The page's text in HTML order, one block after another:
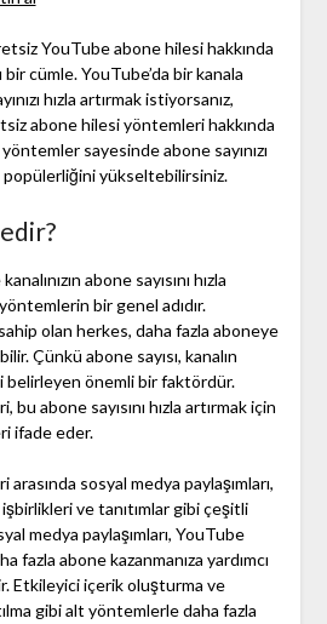
YouTube abone hilesi hakkında
bir cümle. YouTube’da bir kanala
hızla artırmak istiyorsanız,
abone hilesi yöntemleri hakkında
sayesinde abone sayınızı
popülerliğini yükseltebilirsiniz.
abone sayısını hızla
bir genel adıdır.
olan herkes, daha fazla aboneye
Çünkü abone sayısı, kanalın
önemli bir faktördür.
abone sayısını hızla artırmak için
ifade eder.
sosyal medya paylaşımları,
ve tanıtımlar gibi çeşitli
medya paylaşımları, YouTube
fazla abone kazanmanıza yardımcı
Etkileyici içerik oluşturma ve
gibi alt yöntemlerle daha fazla